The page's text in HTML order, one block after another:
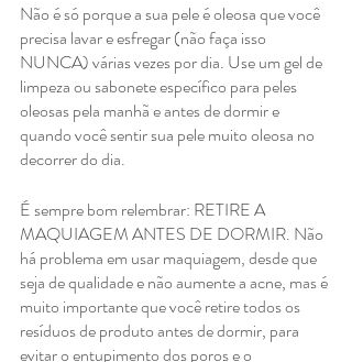
Não é só porque a sua pele é oleosa que você
precisa lavar e esfregar (não faça isso
NUNCA) várias vezes por dia. Use um gel de
limpeza ou sabonete específico para peles
oleosas pela manhã e antes de dormir e
quando você sentir sua pele muito oleosa no
decorrer do dia.
É sempre bom relembrar: RETIRE A
MAQUIAGEM ANTES DE DORMIR. Não
há problema em usar maquiagem, desde que
seja de qualidade e não aumente a acne, mas é
muito importante que você retire todos os
resíduos de produto antes de dormir, para
evitar o entupimento dos poros e o